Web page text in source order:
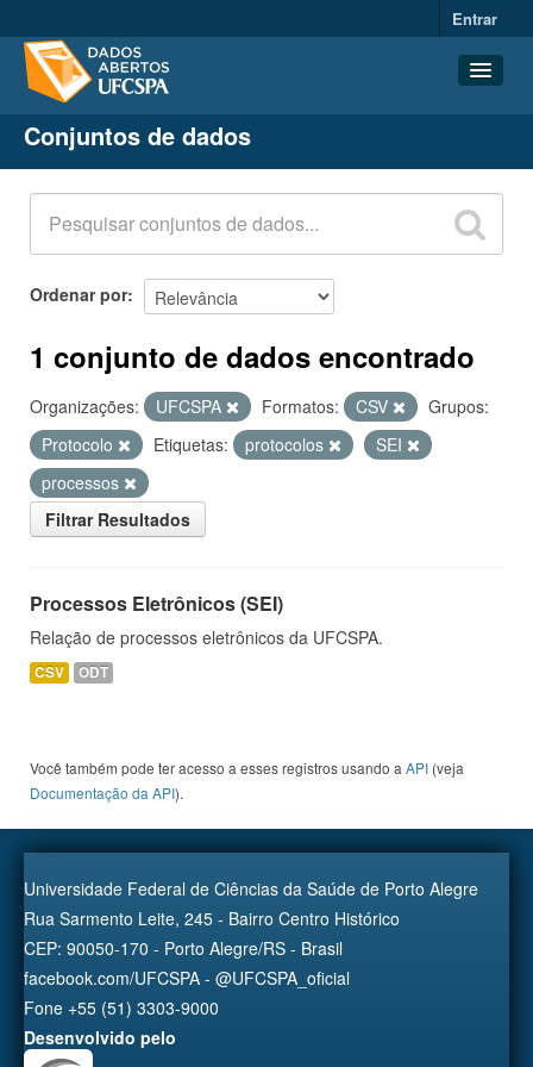
Entrar
Conjuntos de dados
Organizações
Grupos
Sobre
Conjuntos de dados
Ordenar por
1 conjunto de dados encontrado
Organizações: UFCSPA Formatos: CSV
Grupos:
Protocolo
Etiquetas: protocolos
SEI
processos
Filtrar Resultados
Processos Eletrônicos (SEI)
Relação de processos eletrônicos da UFCSPA.
CSV ODT
Você também pode ter acesso a esses registros usando a API (veja
Documentação da API).
Universidade Federal de Ciências da Saúde de Porto Alegre
Rua Sarmento Leite, 245 - Bairro Centro Histórico
CEP: 90050-170 - Porto Alegre/RS - Brasil
facebook.com/UFCSPA - @UFCSPA_oficial
Fone +55 (51) 3303-9000
Desenvolvido pelo